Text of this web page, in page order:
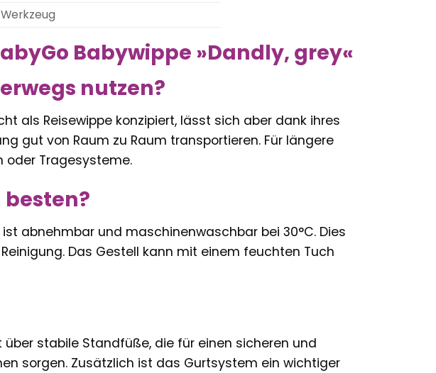
Babywippe »Dandly, grey«
nutzen?
als Reisewippe konzipiert, lässt sich aber dank ihres
gut von Raum zu Raum transportieren. Für längere
oder Tragesysteme.
abnehmbar und maschinenwaschbar bei 30°C. Dies
Das Gestell kann mit einem feuchten Tuch
über stabile Standfüße, die für einen sicheren und
sorgen. Zusätzlich ist das Gurtsystem ein wichtiger